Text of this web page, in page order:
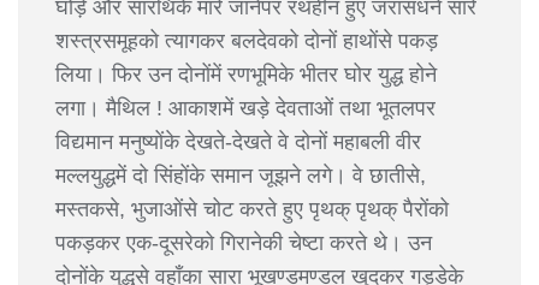
घोड़े और सारथिके मारे जानेपर रथहीन हुए जरासंधने सारे
शस्त्रसमूहको त्यागकर बलदेवको दोनों हाथोंसे पकड़
लिया। फिर उन दोनोंमें रणभूमिके भीतर घोर युद्ध होने
लगा। मैथिल ! आकाशमें खड़े देवताओं तथा भूतलपर
विद्यमान मनुष्योंके देखते-देखते वे दोनों महाबली वीर
मल्लयुद्धमें दो सिंहोंके समान जूझने लगे। वे छातीसे,
मस्तकसे, भुजाओंसे चोट करते हुए पृथक् पृथक् पैरोंको
पकड़कर एक-दूसरेको गिरानेकी चेष्टा करते थे। उन
दोनोंके युद्धसे वहाँका सारा भूखण्डमण्डल खुदकर गड्डेके